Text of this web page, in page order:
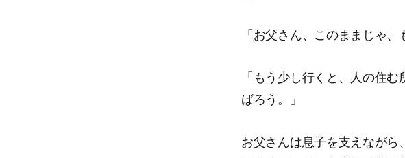
「お父さん、このままじゃ
「もう少し行くと、人の住
ばろう。」
お父さんは息子を支えなが